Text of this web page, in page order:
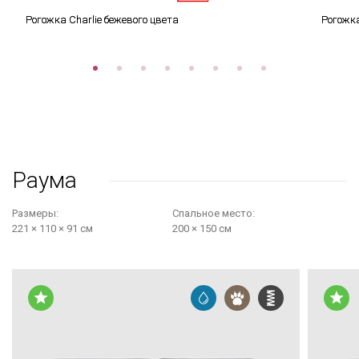
Рогожка Charlie бежевого цвета
Раума
Размеры:
221 × 110 × 91 см
Cпальное место:
200 × 150 см